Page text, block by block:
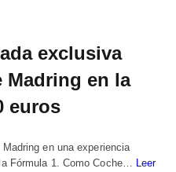
exclusiva
Madring en la
euros
en una experiencia
Fórmula 1. Como Coche… Leer